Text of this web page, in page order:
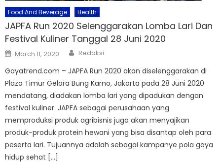
Food And Beverage Health
JAPFA Run 2020 Selenggarakan Lomba Lari Dan
Festival Kuliner Tanggal 28 Juni 2020
Posted
on
March 11, 2020 Author
Redaksi
Gayatrend.com – JAPFA Run 2020 akan diselenggarakan di
Plaza Timur Gelora Bung Karno, Jakarta pada 28 Juni 2020
mendatang, diadakan lomba lari yang dipadukan dengan
festival kuliner. JAPFA sebagai perusahaan yang
memproduksi produk agribisnis juga akan menyajikan
produk-produk protein hewani yang bisa disantap oleh para
peserta lari. Tujuannya adalah sebagai kampanye pola gaya
hidup sehat […]